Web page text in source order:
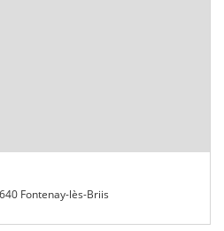
Fontenay-lès-Briis